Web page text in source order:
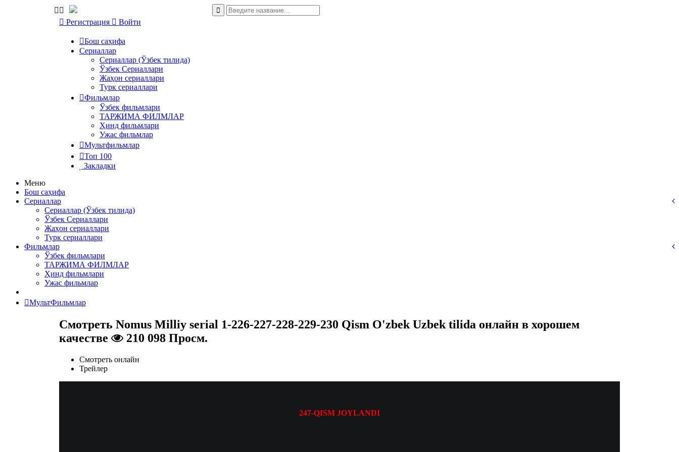
Регистрация Войти
Бош саҳифа
Сериаллар
Сериаллар (Ўзбек тилида)
Ўзбек Сериаллари
Жаҳон сериаллари
Турк сериаллари
Фильмлар
Ўзбек фильмлари
ТАРЖИМА ФИЛМЛАР
Ҳинд фильмлари
Ужас фильмлар
Мультфильмлар
Топ 100
Закладки
Меню
Бош саҳифа
Сериаллар
Сериаллар (Ўзбек тилида)
Ўзбек Сериаллари
Жаҳон сериаллари
Турк сериаллари
Фильмлар
Ўзбек фильмлари
ТАРЖИМА ФИЛМЛАР
Ҳинд фильмлари
Ужас фильмлар
МультФильмлар
Смотреть Nomus Milliy serial 1-226-227-228-229-230 Qism O'zbek Uzbek tilida онлайн в хорошем
качестве
210 098 Просм.
Смотреть онлайн
Трейлер
247-QISM JOYLANDI